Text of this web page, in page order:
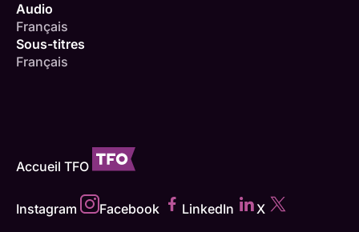
Audio
Français
Sous-titres
Français
Accueil TFO
Instagram Facebook LinkedIn X